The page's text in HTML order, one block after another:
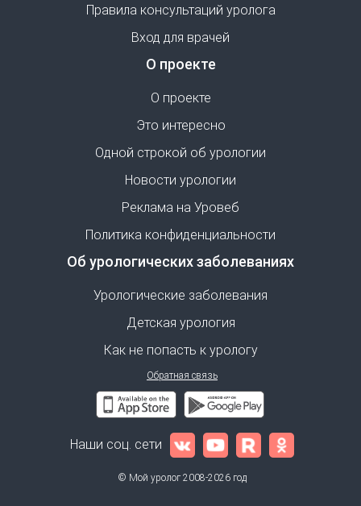
Правила консультаций уролога
Вход для врачей
О проекте
О проекте
Это интересно
Одной строкой об урологии
Новости урологии
Реклама на Уровеб
Политика конфиденциальности
Об урологических заболеваниях
Урологические заболевания
Детская урология
Как не попасть к урологу
Обратная связь
Наши соц. сети
© Мой уролог 2008-2026 год